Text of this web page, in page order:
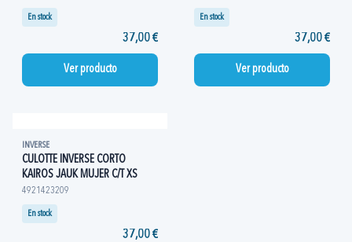
En stock
37,00 €
Ver producto
En stock
37,00 €
Ver producto
INVERSE
CULOTTE INVERSE CORTO
KAIROS JAUK MUJER C/T XS
4921423209
En stock
37,00 €